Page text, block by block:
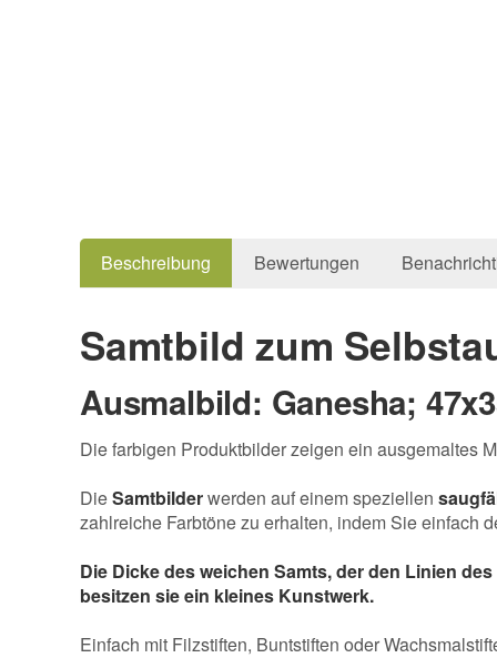
Beschreibung Bewertungen
Samtbild zum
Ausmalbild: Ganesha;
Die farbigen Produktbilder zeigen ein ausgemaltes
DieSamtbilderwerden auf einem speziellen
zahlreiche Farbtöne zu erhalten, indem Sie einfach
Die Dicke des weichen Samts, der den Linien
besitzen sie ein kleines Kunstwerk.
Einfach mit Filzstiften, Buntstiften oder